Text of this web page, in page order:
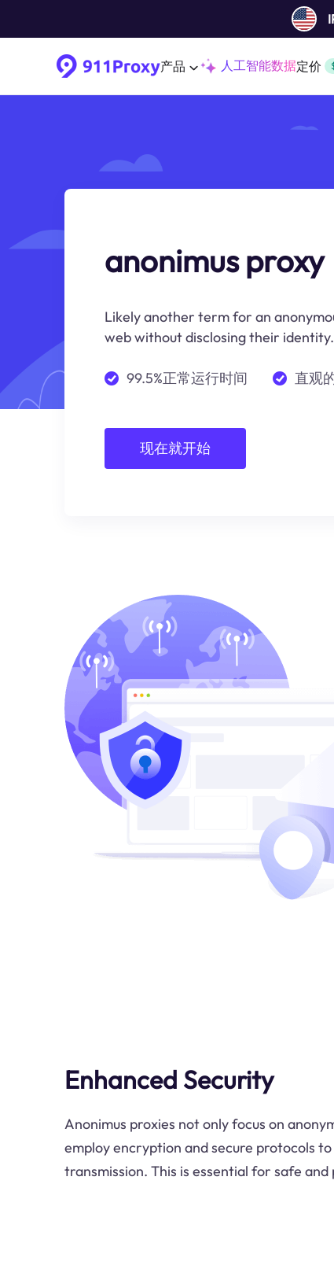
产品 人工智能数据定价
anonimus proxy
Likely another term for an
web without disclosing their identity.
99.5%正常运行时间 直观
现在就开始
Enhanced Security
Anonimus proxies not only focus on
employ encryption and secure protocols
transmission. This is essential for safe